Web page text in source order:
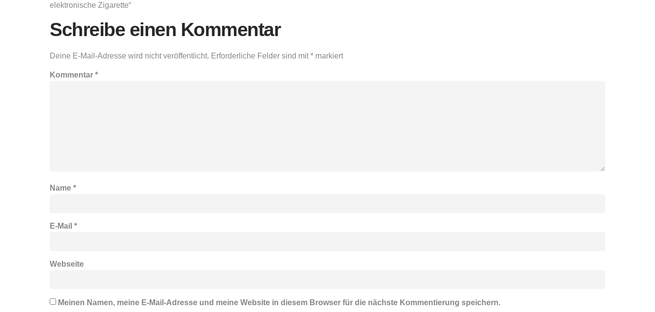
elektronische Zigarette“
Schreibe einen Kommentar
Deine E-Mail-Adresse wird nicht veröffentlicht. Erforderliche Felder sind mit * markiert
Kommentar *
Name *
E-Mail *
Webseite
Meinen Namen, meine E-Mail-Adresse und meine Website in diesem Browser für die nächste Kommentierung speichern.